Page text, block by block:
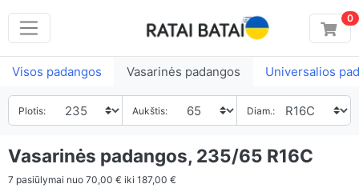
0
Visos padangos Vasarinės padangos Universalios
Plotis: Aukštis: Diam.:
Vasarinės padangos, 235/65 R16C
7 pasiūlymai nuo 70,00 € iki 187,00 €